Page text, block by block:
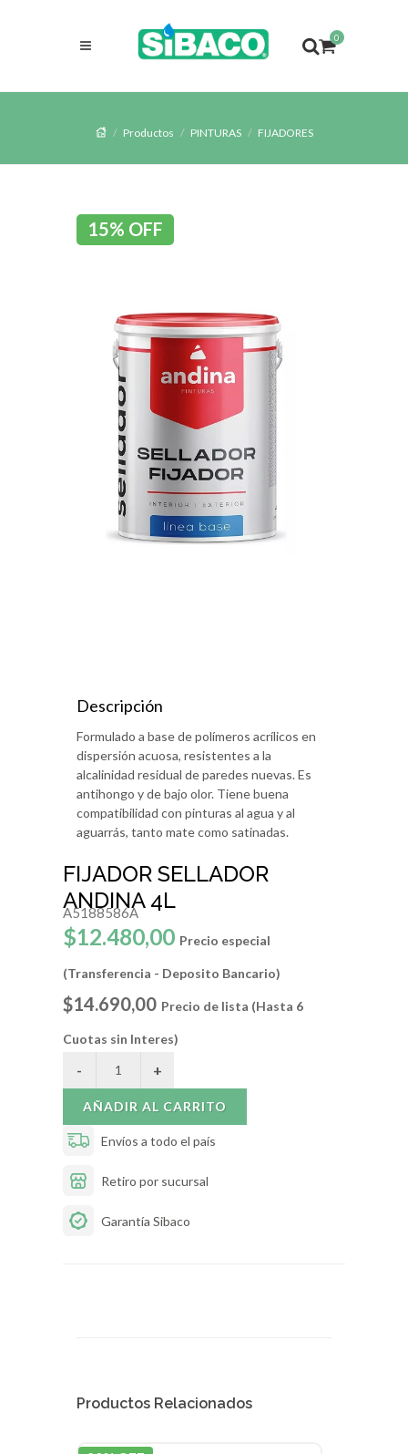
0
Productos PINTURAS FIJADORES
15% OFF
Descripción
Formulado a base de polímeros acrílicos en
dispersión acuosa, resistentes a la
alcalinidad residual de paredes nuevas. Es
antihongo y de bajo olor. Tiene buena
compatibilidad con pinturas al agua y al
aguarrás, tanto mate como satinadas.
FIJADOR SELLADOR
ANDINA 4L
A5188586A
$12.480,00 Precio especial
(Transferencia - Deposito Bancario)
$14.690,00 Precio de lista (Hasta 6
Cuotas sin Interes)
AÑADIR AL CARRITO
Envíos a todo el país
Retiro por sucursal
Garantía Sibaco
Productos Relacionados